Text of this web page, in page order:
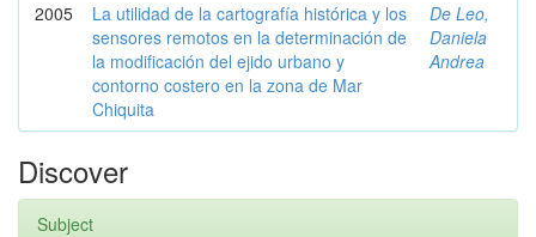
2005
La utilidad de la cartografía histórica y los
sensores remotos en la determinación de
la modificación del ejido urbano y
contorno costero en la zona de Mar
Chiquita
De Leo,
Daniela
Andrea
Discover
Subject